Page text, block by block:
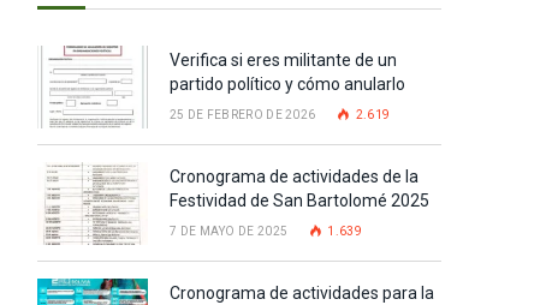
Verifica si eres militante de un
partido político y cómo anularlo
25 DE FEBRERO DE 2026 2.619
Cronograma de actividades de la
Festividad de San Bartolomé 2025
7 DE MAYO DE 2025 1.639
Cronograma de actividades para la